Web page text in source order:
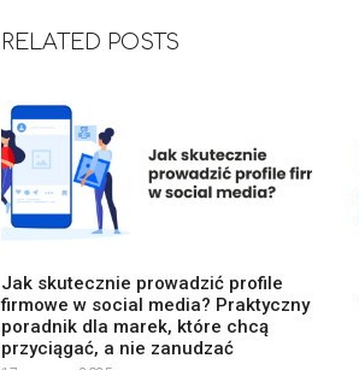
RELATED POSTS
Jak skutecznie prowadzić profile
firmowe w social media? Praktyczny
poradnik dla marek, które chcą
przyciągać, a nie zanudzać